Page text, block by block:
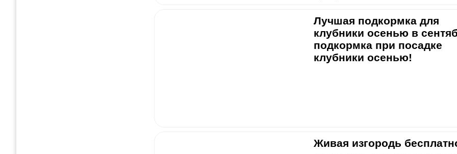
Лучшая подкормка для
клубники осенью в
подкормка при посадке
клубники осенью!
Живая изгородь